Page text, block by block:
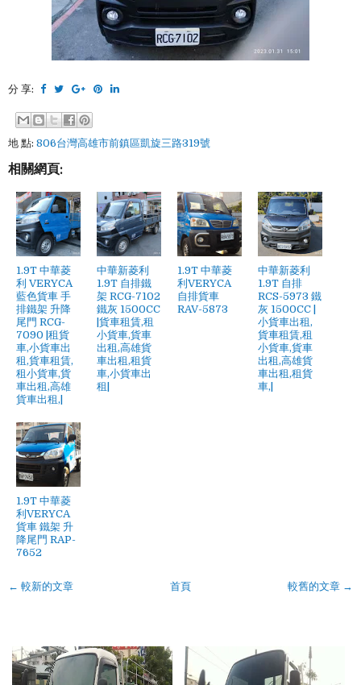
分 享:
地 點: 806台灣高雄市前鎮區凱旋三路319號
相關網頁:
1.9T 中華菱
利 VERYCA
藍色貨車 手
排鐵架 升降
尾門 RCG-
7090 |租貨
車,小貨車出
租,貨車租賃,
租小貨車,貨
車出租,高雄
貨車出租,|
中華新菱利
1.9T 自排鐵
架 RCG-7102
鐵灰 1500CC
|貨車租賃,租
小貨車,貨車
出租,高雄貨
車出租,租貨
車,小貨車出
租|
1.9T 中華菱
利VERYCA
自排貨車
RAV-5873
中華新菱利
1.9T 自排
RCS-5973 鐵
灰 1500CC |
小貨車出租,
貨車租賃,租
小貨車,貨車
出租,高雄貨
車出租,租貨
車,|
1.9T 中華菱
利VERYCA
貨車 鐵架 升
降尾門 RAP-
7652
← 較新的文章 較舊的文章 →
首頁